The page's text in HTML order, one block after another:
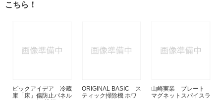
こちら！
ビックアイデア 冷蔵
庫「床」傷防止パネル
ORIGINAL BASIC ス
ティック掃除機 ホワ
山崎実業 プレート
マグネットスパイスラ